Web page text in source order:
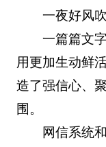
一夜好风
一篇篇文
用更加生动鲜
造了强信心、
围。
网信系统